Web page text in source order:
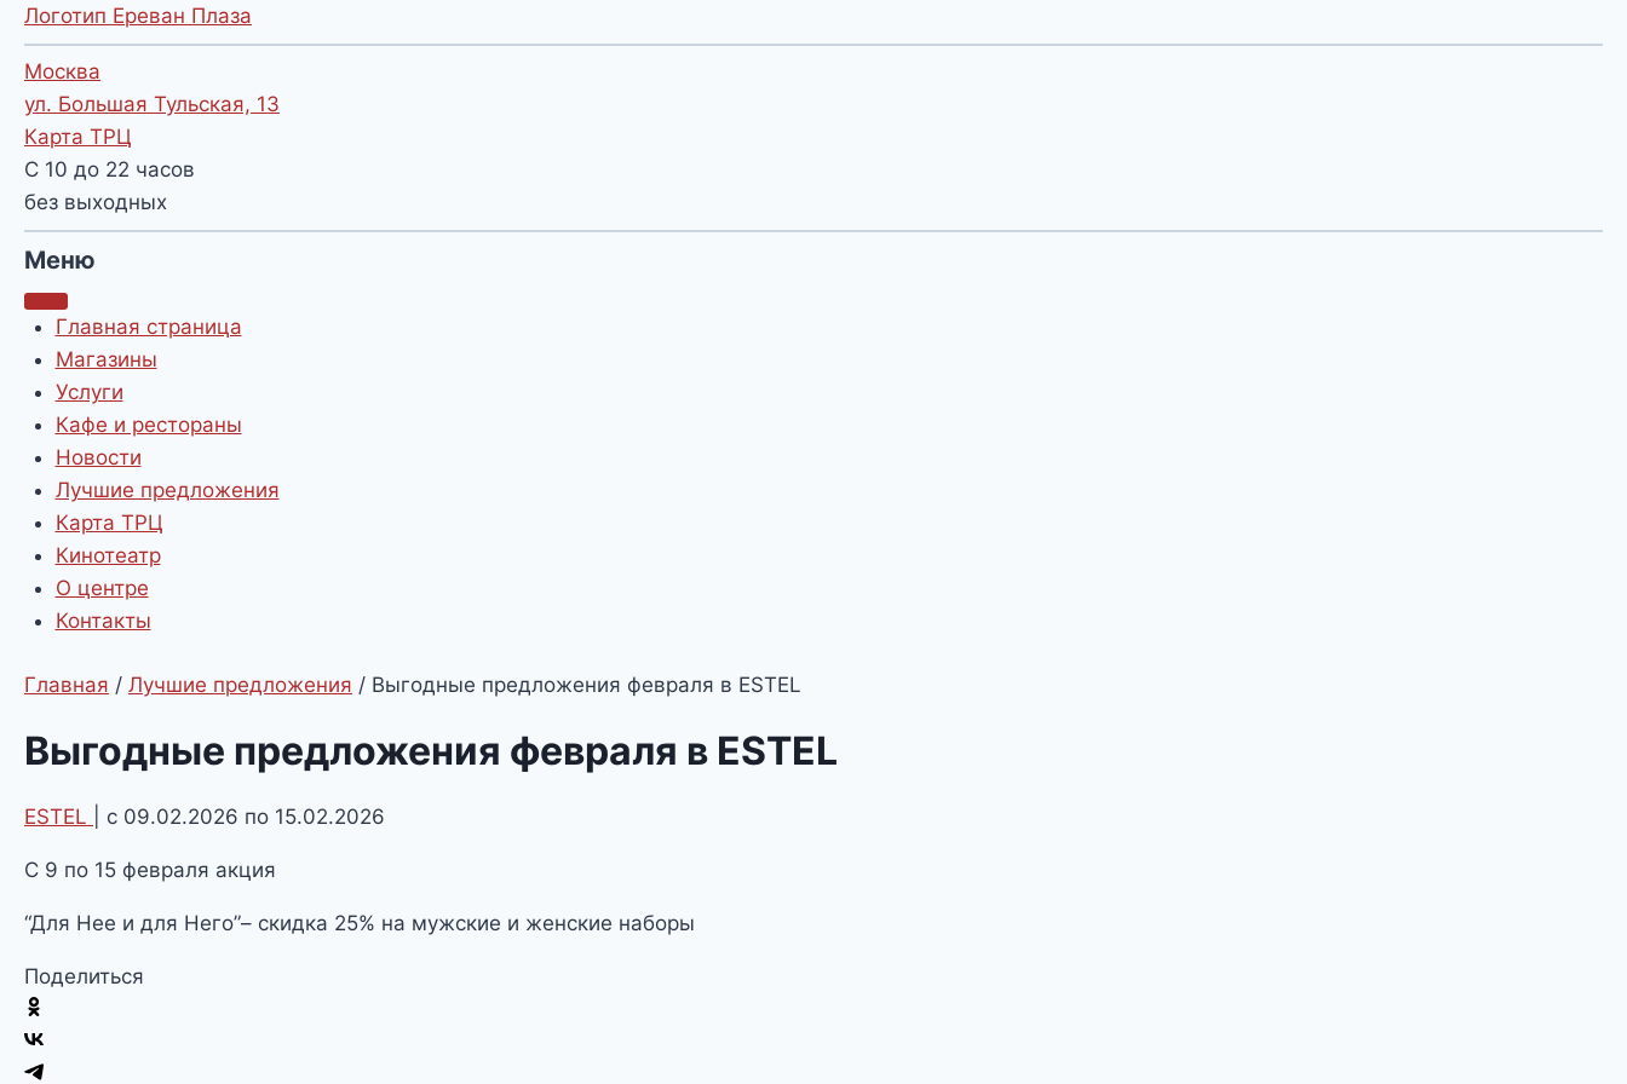
Логотип Ереван Плаза
Москва
ул. Большая Тульская, 13
Карта ТРЦ
С 10 до 22 часов
без выходных
Меню
Главная страница
Магазины
Услуги
Кафе и рестораны
Новости
Лучшие предложения
Карта ТРЦ
Кинотеатр
О центре
Контакты
Главная / Лучшие предложения / Выгодные предложения февраля в ESTEL
Выгодные предложения февраля в ESTEL
ESTEL | с 09.02.2026 по 15.02.2026
С 9 по 15 февраля акция
“Для Нее и для Него”– скидка 25% на мужские и женские наборы
Поделиться